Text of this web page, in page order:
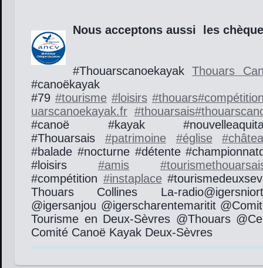
Nous acceptons aussi les
#ThouarscanoekayakThouars
#canoëkayak
#79 #tourisme #loisirs #thouars#
uarscanoekayak.fr #thouarsais#
#canoë #kayak
#Thouarsais #patrimoine #église #
#balade #nocturne #détente
#loisirs #amis #
#compétition #instaplace
Thouars Collines La-
@igersanjou @igerscharentemaritit
Tourisme en Deux-Sèvres @Thouars
Comité Canoë Kayak Deux-Sèvres